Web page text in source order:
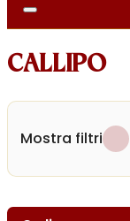
CALLIPO
Mostra filtri